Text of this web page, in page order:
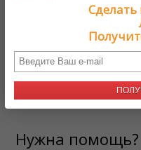
от
Нужна помощь?
Сделать